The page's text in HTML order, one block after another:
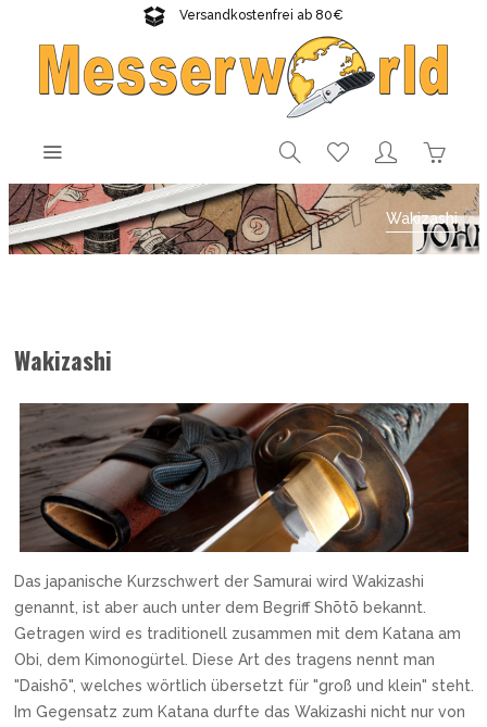
Versandkostenfrei ab 80€
Gratisversand sichern!
Wakizashi
Wakizashi
Das japanische Kurzschwert der Samurai wird Wakizashi
genannt, ist aber auch unter dem Begriff Shōtō bekannt.
Getragen wird es traditionell zusammen mit dem Katana am
Obi, dem Kimonogürtel. Diese Art des tragens nennt man
"Daishō", welches wörtlich übersetzt für "groß und klein" steht.
Im Gegensatz zum Katana durfte das Wakizashi nicht nur von